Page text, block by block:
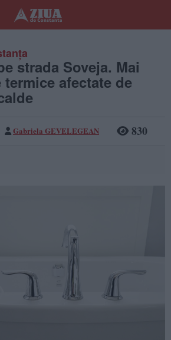
strada Soveja. Mai
afectate de
Gabriela GEVELEGEAN 830